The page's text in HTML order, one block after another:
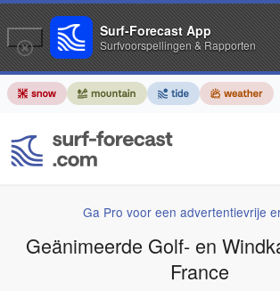
Ga Pro voor een advertentievrije
Geänimeerde Golf- en
France
Surf-Forecast App
Surfvoorspellingen & Rapporten